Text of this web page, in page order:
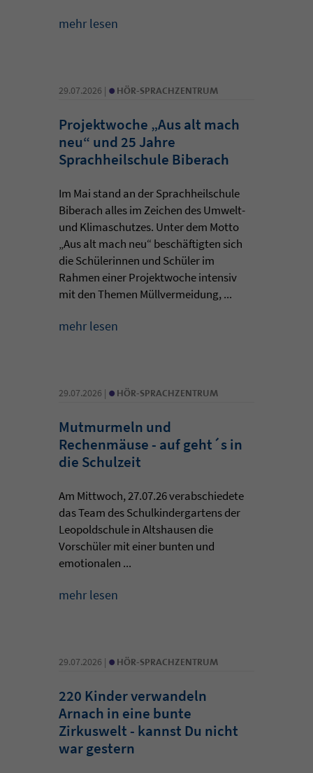
mehr lesen
29.07.2026 | • HÖR-SPRACHZENTRUM
Projektwoche „Aus alt mach
neu“ und 25 Jahre
Sprachheilschule Biberach
Im Mai stand an der Sprachheilschule
Biberach alles im Zeichen des Umwelt-
und Klimaschutzes. Unter dem Motto
„Aus alt mach neu“ beschäftigten sich
die Schülerinnen und Schüler im
Rahmen einer Projektwoche intensiv
mit den Themen Müllvermeidung, ...
mehr lesen
29.07.2026 | • HÖR-SPRACHZENTRUM
Mutmurmeln und
Rechenmäuse - auf geht´s in
die Schulzeit
Am Mittwoch, 27.07.26 verabschiedete
das Team des Schulkindergartens der
Leopoldschule in Altshausen die
Vorschüler mit einer bunten und
emotionalen ...
mehr lesen
29.07.2026 | • HÖR-SPRACHZENTRUM
220 Kinder verwandeln
Arnach in eine bunte
Zirkuswelt - kannst Du nicht
war gestern